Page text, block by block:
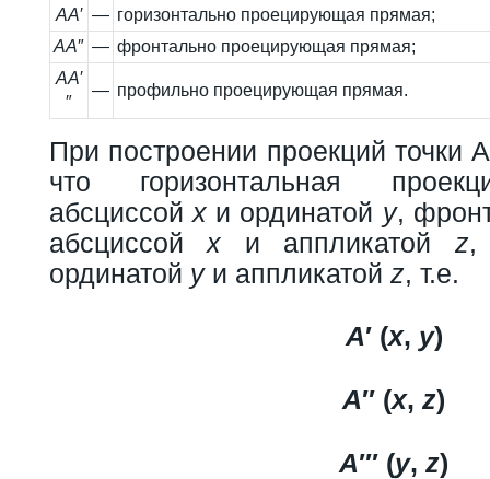
АA′ — горизонтально проецирующая прямая;
АA″ — фронтально проецирующая прямая;
АA′
″
— профильно проецирующая прямая.
При построении проекций точки
что горизонтальная
абсциссой x и ординатой y,
абсциссой x и аппликатой z,
ординатой yи аппликатой z, т.е.
А′ (x, y)
А″ (x, z)
А′″ (y, z)